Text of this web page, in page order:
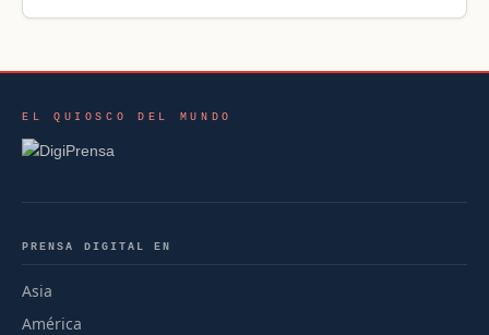
EL QUIOSCO DEL MUNDO
PRENSA DIGITAL EN
Asia
América